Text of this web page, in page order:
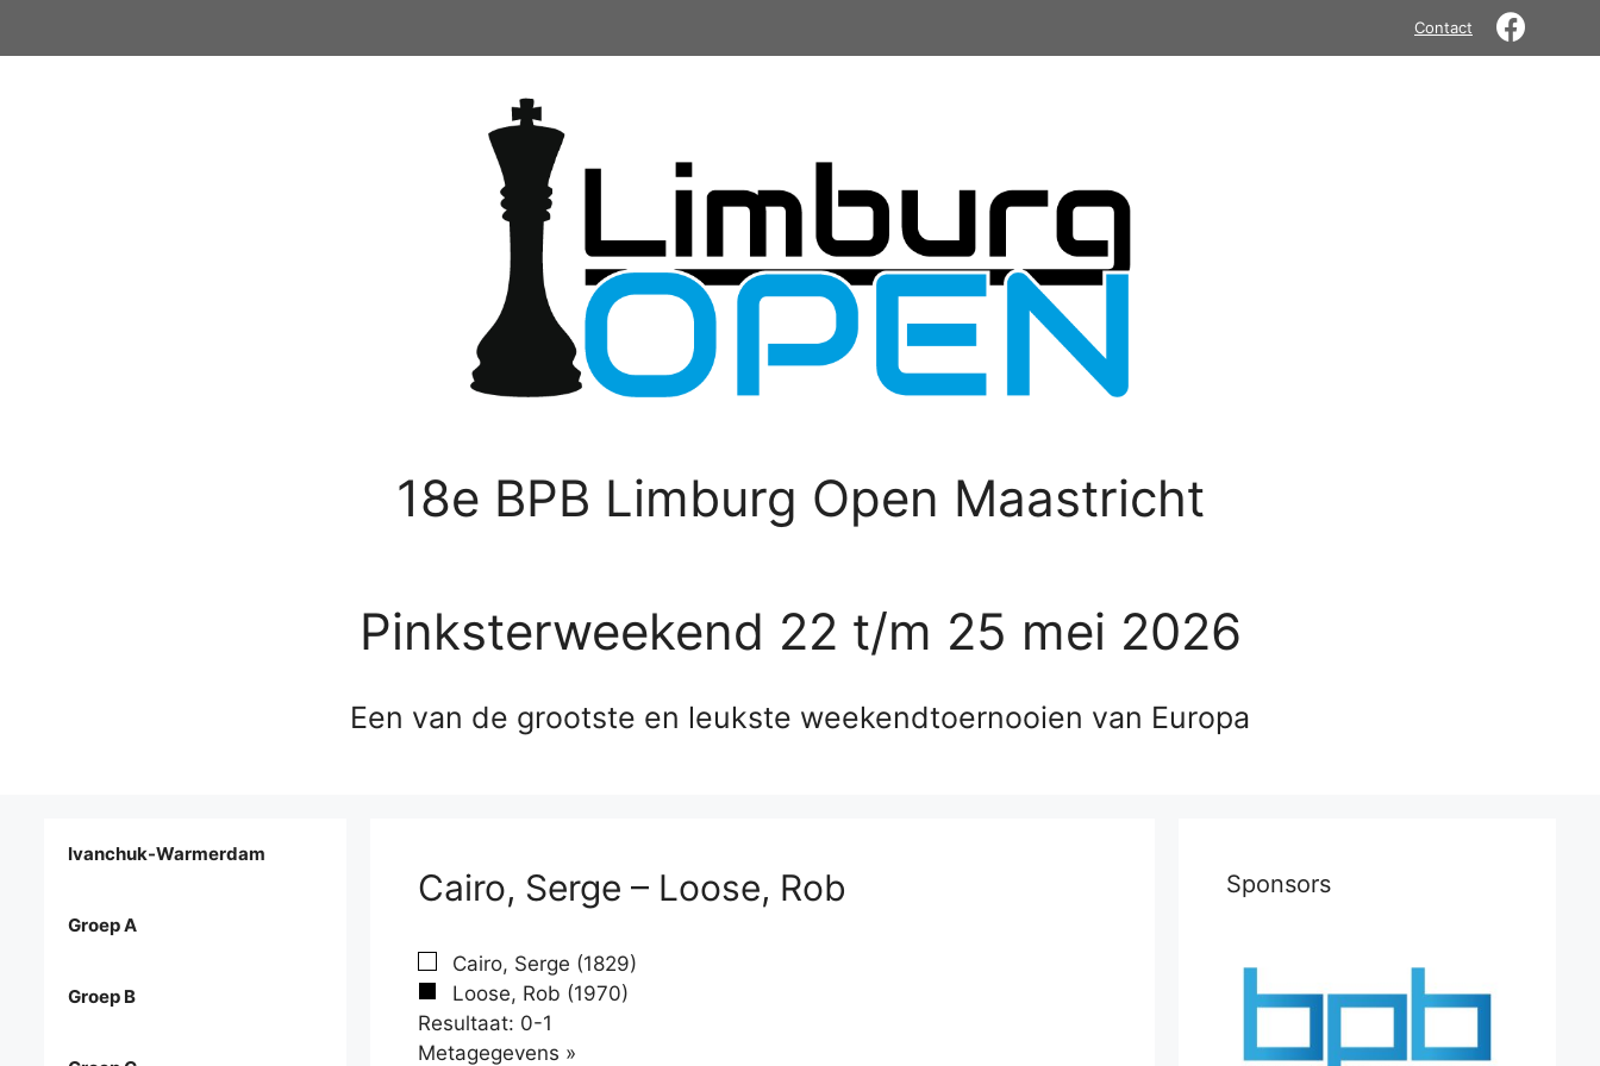
Contact
18e BPB Limburg Open Maastricht
Pinksterweekend 22 t/m 25 mei 2026
Een van de grootste en leukste weekendtoernooien van Europa
Cairo, Serge – Loose, Rob
Cairo, Serge (1829)
Loose, Rob (1970)
Resultaat: 0-1
Metagegevens »
Ivanchuk-Warmerdam
Groep A
Groep B
Sponsors